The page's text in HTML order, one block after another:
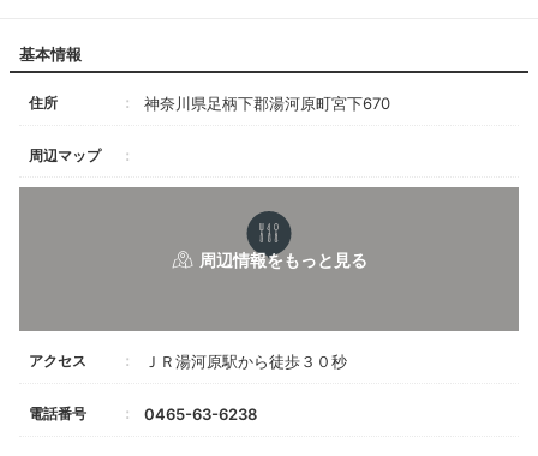
基本情報
住所 神奈川県足柄下郡湯河原町宮下670
周辺マップ
アクセス ＪＲ湯河原駅から徒歩３０秒
電話番号 0465-63-6238